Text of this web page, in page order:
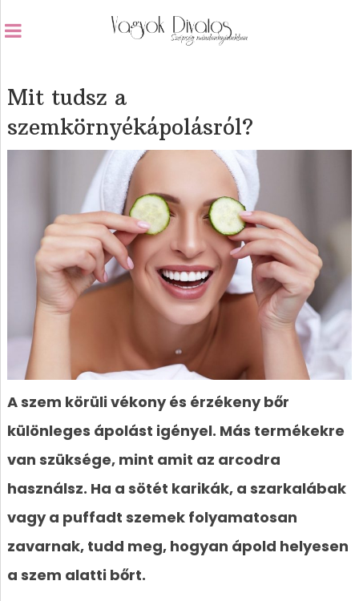
Mit tudsz a
szemkörnyékápolásról?
A szem körüli vékony és érzékeny bőr
különleges ápolást igényel. Más termékekre
van szüksége, mint amit az arcodra
használsz. Ha a sötét karikák, a szarkalábak
vagy a puffadt szemek folyamatosan
zavarnak, tudd meg, hogyan ápold helyesen
a szem alatti bőrt.